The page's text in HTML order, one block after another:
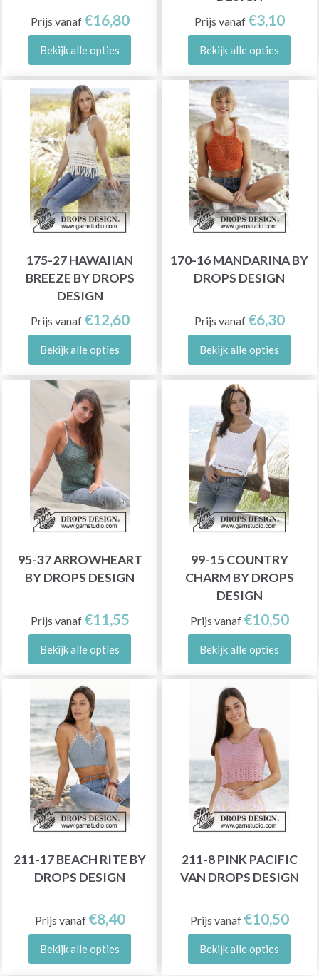
Prijs vanaf €16,80
Bekijk alle opties
Prijs vanaf €3,10
Bekijk alle opties
175-27 HAWAIIAN
BREEZE BY DROPS
DESIGN
Prijs vanaf €12,60
Bekijk alle opties
170-16 MANDARINA BY
DROPS DESIGN
Prijs vanaf €6,30
Bekijk alle opties
95-37 ARROWHEART
BY DROPS DESIGN
Prijs vanaf €11,55
Bekijk alle opties
99-15 COUNTRY
CHARM BY DROPS
DESIGN
Prijs vanaf €10,50
Bekijk alle opties
211-17 BEACH RITE BY
DROPS DESIGN
Prijs vanaf €8,40
Bekijk alle opties
211-8 PINK PACIFIC
VAN DROPS DESIGN
Prijs vanaf €10,50
Bekijk alle opties